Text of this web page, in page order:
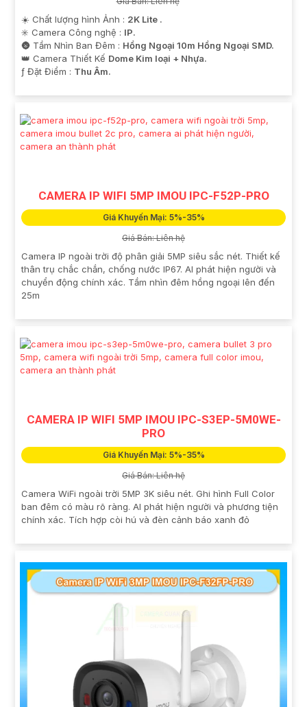
☀️ Chất lượng hình Ảnh : 2K Lite .
✳️ Camera Công nghệ : IP.
🌚 Tầm Nhìn Ban Đêm : Hồng Ngoại 10m Hồng Ngoại SMD.
👑 Camera Thiết Kế Dome Kim loại + Nhựa.
️ƒ Đặt Điểm : Thu Âm.
CAMERA IP WIFI 5MP IMOU IPC-F52P-PRO
Giá Khuyến Mại: 5%-35%
Giá Bán: Liên hệ
Camera IP ngoài trời độ phân giải 5MP siêu sắc nét. Thiết kế
thân trụ chắc chắn, chống nước IP67. AI phát hiện người và
chuyển động chính xác. Tầm nhìn đêm hồng ngoại lên đến
25m
CAMERA IP WIFI 5MP IMOU IPC-S3EP-5M0WE-
PRO
Giá Khuyến Mại: 5%-35%
Giá Bán: Liên hệ
Camera WiFi ngoài trời 5MP 3K siêu nét. Ghi hình Full Color
ban đêm có màu rõ ràng. AI phát hiện người và phương tiện
chính xác. Tích hợp còi hú và đèn cảnh báo xanh đỏ